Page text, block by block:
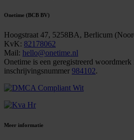
Onetime (BCB BV)
Hoogstraat 47, 5258BA, Berlicum
KvK: 82178062
Mail: hello@onetime.nl
Onetime is een geregistreerd
inschrijvingsnummer 984102.
Meer informatie